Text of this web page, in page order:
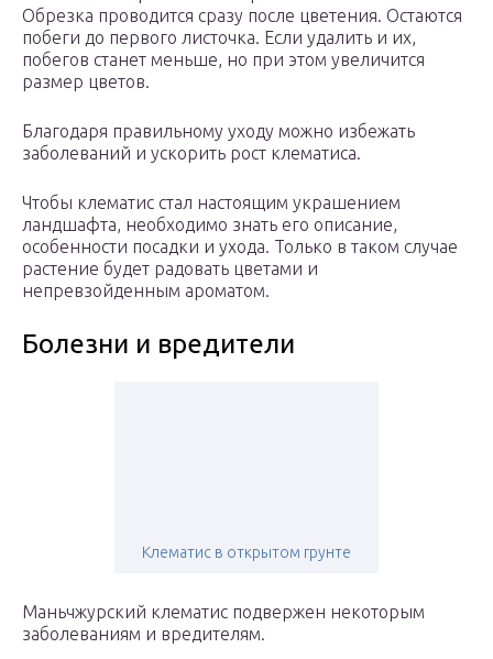
Обрезка проводится сразу после цветения. Остаются
побеги до первого листочка. Если удалить и их,
побегов станет меньше, но при этом увеличится
размер цветов.
Благодаря правильному уходу можно избежать
заболеваний и ускорить рост клематиса.
Чтобы клематис стал настоящим украшением
ландшафта, необходимо знать его описание,
особенности посадки и ухода. Только в таком случае
растение будет радовать цветами и
непревзойденным ароматом.
Болезни и вредители
Клематис в открытом грунте
Маньчжурский клематис подвержен некоторым
заболеваниям и вредителям.